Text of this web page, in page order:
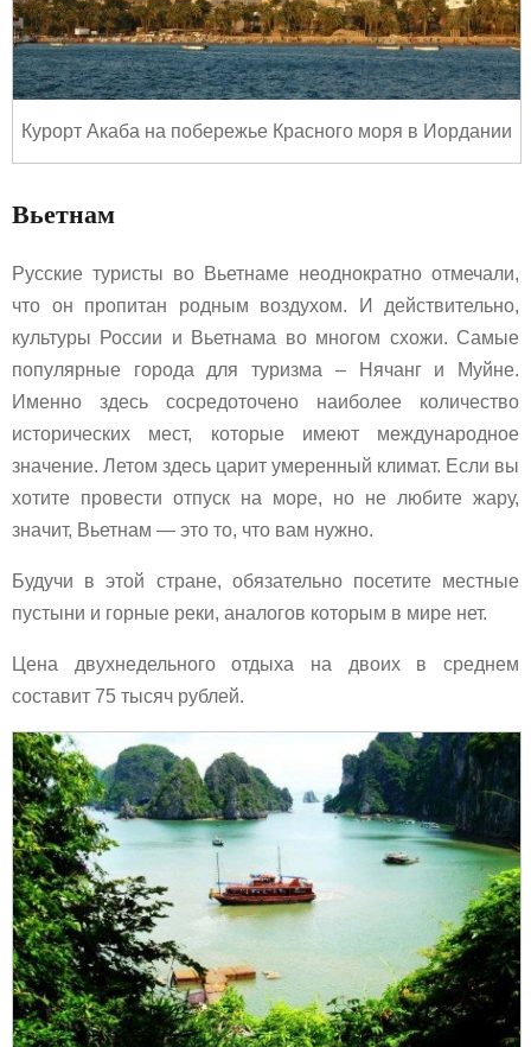
Курорт Акаба на побережье Красного моря в Иордании
Вьетнам
Русские туристы во Вьетнаме неоднократно отмечали,
что он пропитан родным воздухом. И действительно,
культуры России и Вьетнама во многом схожи. Самые
популярные города для туризма – Нячанг и Муйне.
Именно здесь сосредоточено наиболее количество
исторических мест, которые имеют международное
значение. Летом здесь царит умеренный климат. Если вы
хотите провести отпуск на море, но не любите жару,
значит, Вьетнам — это то, что вам нужно.
Будучи в этой стране, обязательно посетите местные
пустыни и горные реки, аналогов которым в мире нет.
Цена двухнедельного отдыха на двоих в среднем
составит 75 тысяч рублей.